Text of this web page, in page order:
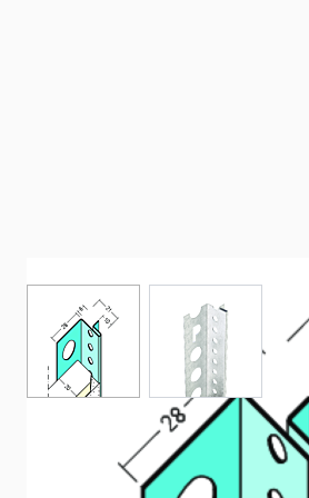
View larger imageView larger
Profilé de raccord avec
cloisons sèches (20 mm